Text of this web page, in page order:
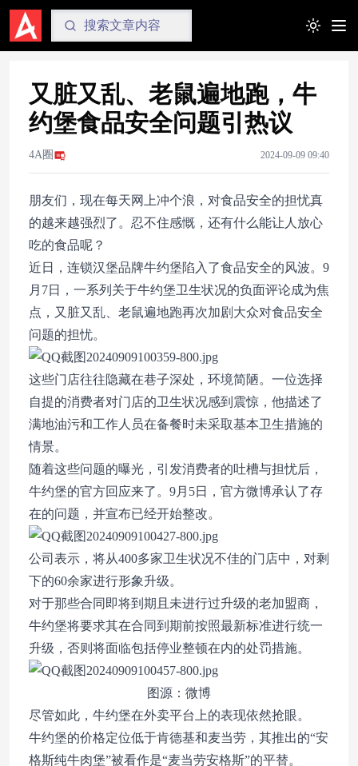
Toggle
又脏又乱、老鼠遍地跑，牛
约堡食品安全问题引热议
4A圈 2024-09-09 09:40
朋友们，现在每天网上冲个浪，对食品安全的担忧真
的越来越强烈了。忍不住感慨，还有什么能让人放心
吃的食品呢？
近日，连锁汉堡品牌牛约堡陷入了食品安全的风波。9
月7日，一系列关于牛约堡卫生状况的负面评论成为焦
点，又脏又乱、老鼠遍地跑再次加剧大众对食品安全
问题的担忧。
这些门店往往隐藏在巷子深处，环境简陋。一位选择
自提的消费者对门店的卫生状况感到震惊，他描述了
满地油污和工作人员在备餐时未采取基本卫生措施的
情景。
随着这些问题的曝光，引发消费者的吐槽与担忧后，
牛约堡的官方回应来了。9月5日，官方微博承认了存
在的问题，并宣布已经开始整改。
公司表示，将从400多家卫生状况不佳的门店中，对剩
下的60余家进行形象升级。
对于那些合同即将到期且未进行过升级的老加盟商，
牛约堡将要求其在合同到期前按照最新标准进行统一
升级，否则将面临包括停业整顿在内的处罚措施。
图源：微博
尽管如此，牛约堡在外卖平台上的表现依然抢眼。
牛约堡的价格定位低于肯德基和麦当劳，其推出的“安
格斯纯牛肉堡”被看作是“麦当劳安格斯”的平替。